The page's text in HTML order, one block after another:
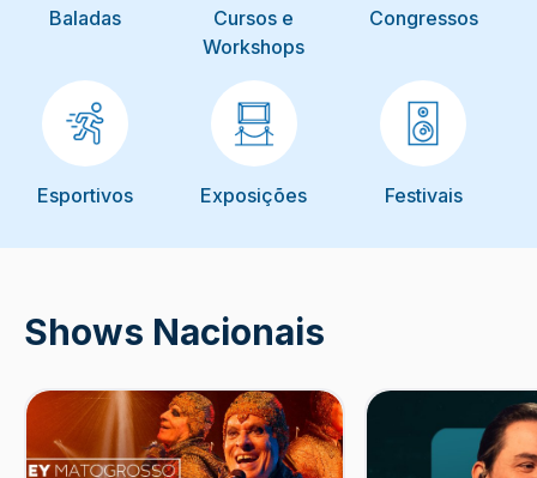
Baladas
Cursos e
Workshops
Congressos
Esportivos Exposições Festivais
Shows Nacionais